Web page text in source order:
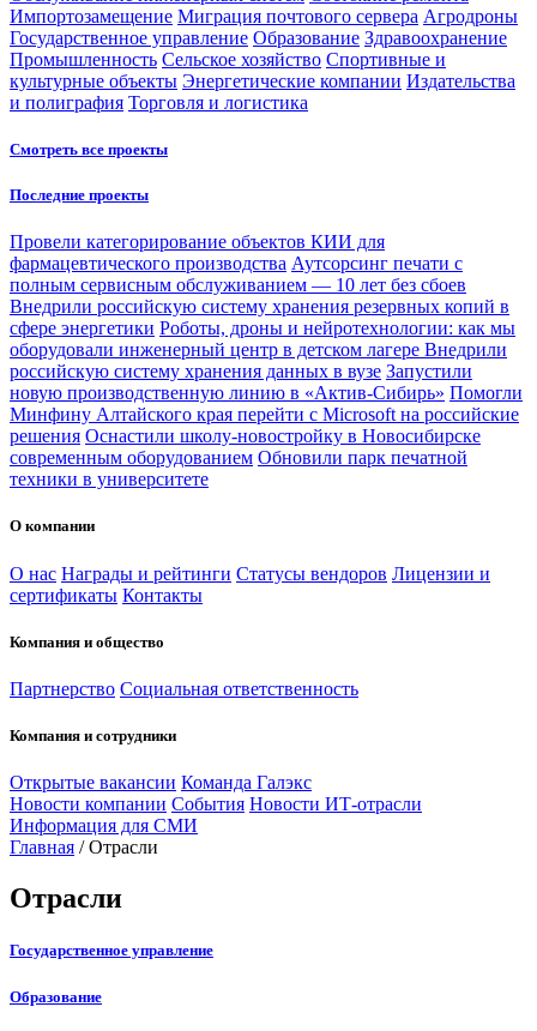
Импортозамещение Миграция почтового сервера Агродроны
Государственное управление Образование Здравоохранение
Промышленность Сельское хозяйство Спортивные и
культурные объекты Энергетические компании Издательства
и полиграфия Торговля и логистика
Смотреть все проекты
Последние проекты
Провели категорирование объектов КИИ для
фармацевтического производства Аутсорсинг печати с
полным сервисным обслуживанием — 10 лет без сбоев
Внедрили российскую систему хранения резервных копий в
сфере энергетики Роботы, дроны и нейротехнологии: как мы
оборудовали инженерный центр в детском лагере Внедрили
российскую систему хранения данных в вузе Запустили
новую производственную линию в «Актив-Сибирь» Помогли
Минфину Алтайского края перейти с Microsoft на российские
решения Оснастили школу-новостройку в Новосибирске
современным оборудованием Обновили парк печатной
техники в университете
О компании
О нас Награды и рейтинги Статусы вендоров Лицензии и
сертификаты Контакты
Компания и общество
Партнерство Социальная ответственность
Компания и сотрудники
Открытые вакансии Команда Галэкс
Новости компании События Новости ИТ-отрасли
Информация для СМИ
Главная / Отрасли
Отрасли
Государственное управление
Образование